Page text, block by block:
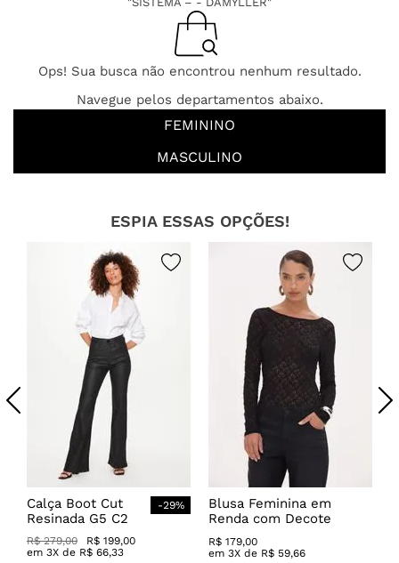
Ops! Sua busca não encontrou nenhum resultado.
Navegue pelos departamentos abaixo.
FEMININO
MASCULINO
ESPIA ESSAS OPÇÕES!
Calça Boot Cut
Resinada G5 C2
-29%
R$ 279,00 R$ 199,00
em 3X de R$ 66,33
Blusa Feminina em
Renda com Decote
Canoa
R$ 179,00
em 3X de R$ 59,66